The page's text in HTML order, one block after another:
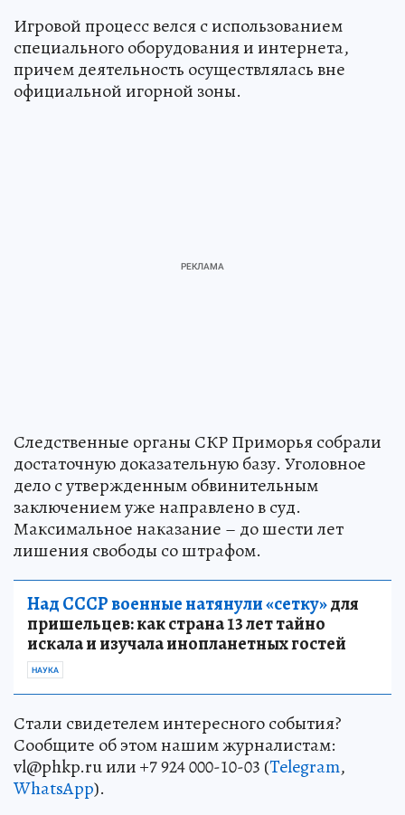
Игровой процесс велся с использованием
специального оборудования и интернета,
причем деятельность осуществлялась вне
официальной игорной зоны.
Следственные органы СКР Приморья собрали
достаточную доказательную базу. Уголовное
дело с утвержденным обвинительным
заключением уже направлено в суд.
Максимальное наказание – до шести лет
лишения свободы со штрафом.
Над СССР военные натянули «сетку»для
пришельцев: как страна 13 лет тайно
искала и изучала инопланетных гостей
НАУКА
Стали свидетелем интересного события?
Сообщите об этом нашим журналистам:
vl@phkp.ru или +7 924 000-10-03 (Telegram,
WhatsApp).